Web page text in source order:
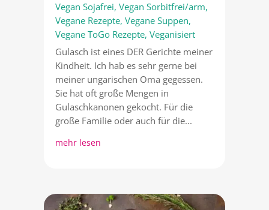
Vegan Sojafrei, Vegan Sorbitfrei/arm,
Vegane Rezepte, Vegane Suppen,
Vegane ToGo Rezepte, Veganisiert
Gulasch ist eines DER Gerichte meiner
Kindheit. Ich hab es sehr gerne bei
meiner ungarischen Oma gegessen.
Sie hat oft große Mengen in
Gulaschkanonen gekocht. Für die
große Familie oder auch für die...
mehr lesen